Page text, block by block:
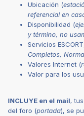
Ubicación (
referencial en
Disponibilidad (
y término, no
Servicios
Completos,
Valores Internet (
Valor para los
INCLUYE en el mail,
del foro (portada), se